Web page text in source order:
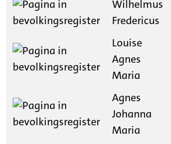
Wilhelmus
Fredericus
Louise
Agnes
Maria
Agnes
Johanna
Maria